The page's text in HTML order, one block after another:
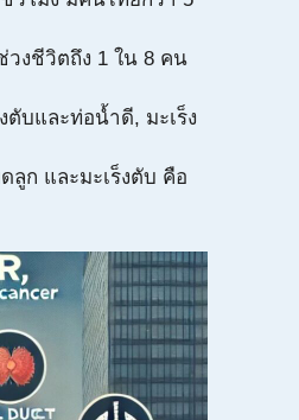
วงชีวิตถึง 1 ใน 8 คน
ตับและท่อน้ำดี, มะเร็ง
ลูก และมะเร็งตับ คือ